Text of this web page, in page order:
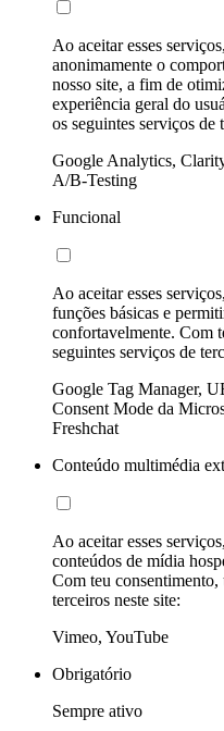
Ao aceitar esses
anonimamente o
nosso site, a fim de
experiência geral do
os seguintes serviços de
Google Analytics,
A/B-Testing
Funcional
Ao aceitar esses
funções básicas e
confortavelmente. Com
seguintes serviços de
Google Tag Manager,
Consent Mode da
Freshchat
Conteúdo multimédia
Ao aceitar esses
conteúdos de mídia
Com teu consentimento,
terceiros neste site:
Vimeo, YouTube
Obrigatório
Sempre ativo